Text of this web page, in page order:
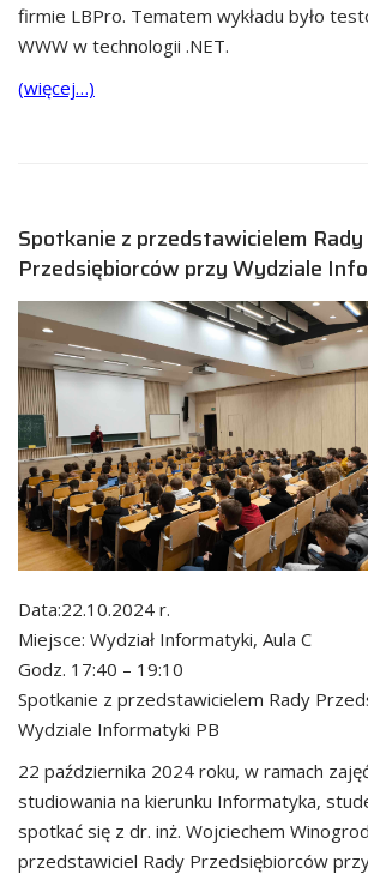
firmie LBPro. Tematem wykładu było
WWW w technologii .NET.
(więcej…)
Spotkanie z przedstawicielem Rady
Przedsiębiorców przy Wydziale
Data:22.10.2024 r.
Miejsce: Wydział Informatyki, Aula C
Godz. 17:40 – 19:10
Spotkanie z przedstawicielem Rady
Wydziale Informatyki PB
22 października 2024 roku, w ramach
studiowania na kierunku Informatyka,
spotkać się z dr. inż. Wojciechem
przedstawiciel Rady Przedsiębiorców